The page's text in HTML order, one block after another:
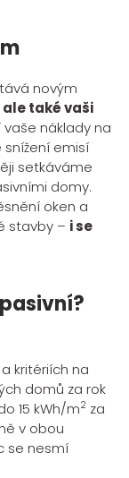
novým
také vaši
vaše náklady na
emisí
setkáváme
domy.
oken a
stavby – i se
kritériích na
domů za rok
15 kWh/m2 za
v obou
se nesmí